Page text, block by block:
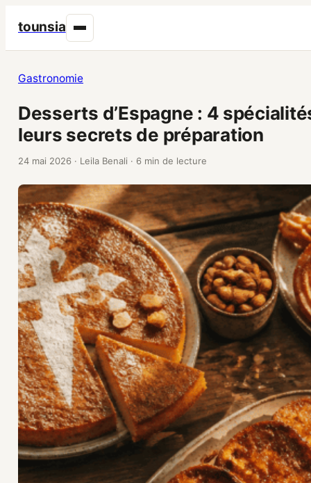
tounsia
Gastronomie
Desserts d’Espagne : 4
leurs secrets de préparation
24 mai 2026 · Leila Benali · 6 min de lecture